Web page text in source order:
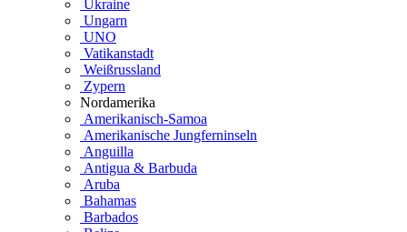
Ukraine
Ungarn
UNO
Vatikanstadt
Weißrussland
Zypern
Nordamerika
Amerikanisch-Samoa
Amerikanische Jungferninseln
Anguilla
Antigua & Barbuda
Aruba
Bahamas
Barbados